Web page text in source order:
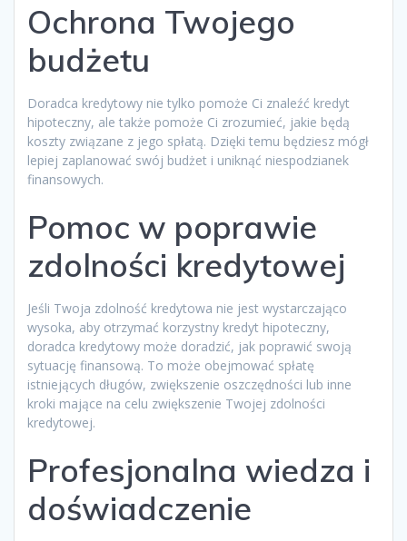
Ochrona Twojego
budżetu
Doradca kredytowy nie tylko pomoże Ci znaleźć kredyt
hipoteczny, ale także pomoże Ci zrozumieć, jakie będą
koszty związane z jego spłatą. Dzięki temu będziesz mógł
lepiej zaplanować swój budżet i uniknąć niespodzianek
finansowych.
Pomoc w poprawie
zdolności kredytowej
Jeśli Twoja zdolność kredytowa nie jest wystarczająco
wysoka, aby otrzymać korzystny kredyt hipoteczny,
doradca kredytowy może doradzić, jak poprawić swoją
sytuację finansową. To może obejmować spłatę
istniejących długów, zwiększenie oszczędności lub inne
kroki mające na celu zwiększenie Twojej zdolności
kredytowej.
Profesjonalna wiedza i
doświadczenie